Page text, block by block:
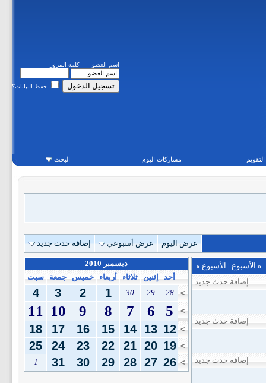
اسم العضو كلمة المرور
حفظ البيانات؟
التقويم مشاركات اليوم البحث
عرض اليوم عرض أسبوعي إضافة حدث جديد
« الأسبوع | الأسبوع »
إضافة حدث جديد
إضافة حدث جديد
إضافة حدث جديد
ديسمبر 2010
أحد
إثنين ثلاثاء أربعاء خميس جمعة
سبت
>
28
29
30
1
2
3
4
>
5
6
7
8
9
10
11
>
12
13
14
15
16
17
18
>
19
20
21
22
23
24
25
>
26
27
28
29
30
31
1